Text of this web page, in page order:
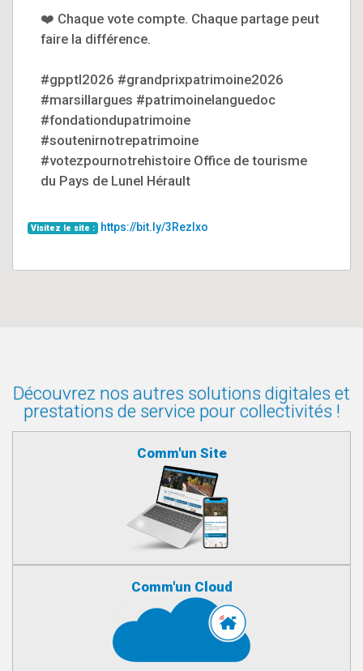
❤️ Chaque vote compte. Chaque partage peut
faire la différence.
#gpptl2026 #grandprixpatrimoine2026
#marsillargues #patrimoinelanguedoc
#fondationdupatrimoine
#soutenirnotrepatrimoine
#votezpournotrehistoire Office de tourisme
du Pays de Lunel Hérault
Visitez le site : https://bit.ly/3RezIxo
Découvrez nos autres solutions digitales et
prestations de service pour collectivités !
Comm'un Site
Comm'un Cloud